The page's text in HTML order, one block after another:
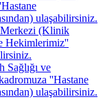
ulaşabilirsiniz.
Merkezi (Klinik
Hekimlerimiz''
Sağlığı ve
''Hastane
ulaşabilirsiniz.